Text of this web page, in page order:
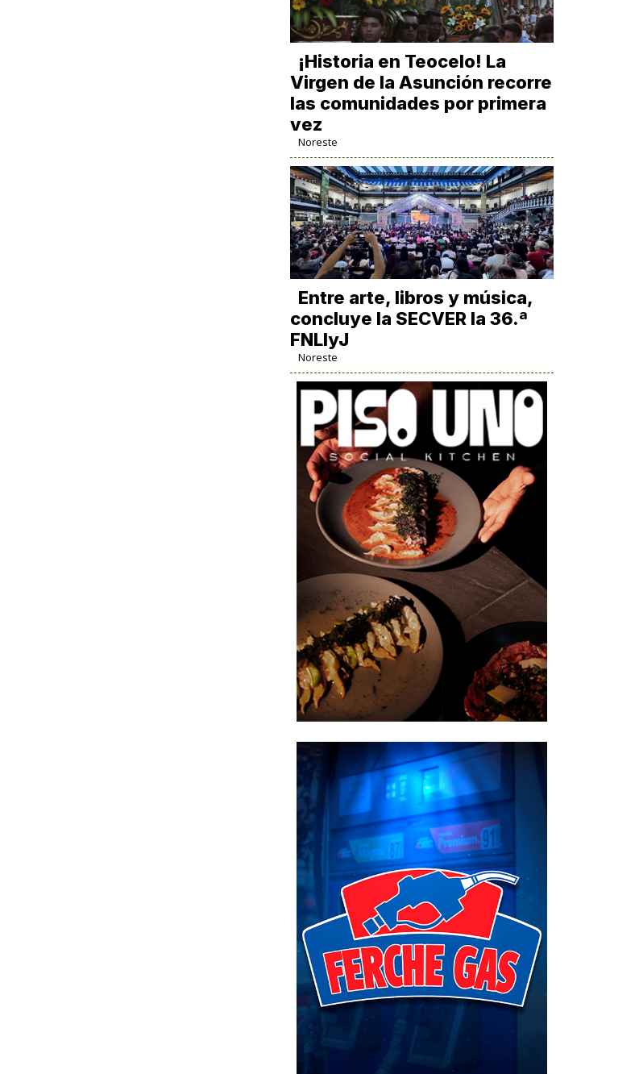
​¡Historia en Teocelo! La
Virgen de la Asunción recorre
las comunidades por primera
vez
Noreste
Entre arte, libros y música,
concluye la SECVER la 36.ª
FNLIyJ
Noreste